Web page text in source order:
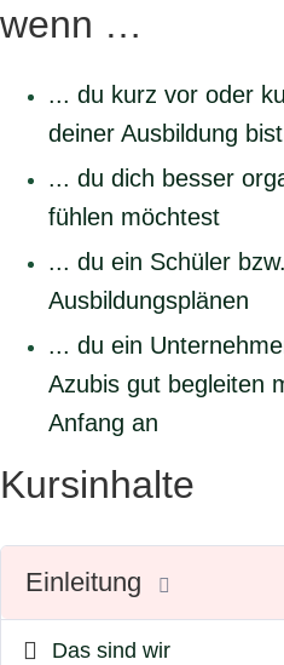
wenn …
... du kurz vor oder
deiner Ausbildung bist
... du dich besser
fühlen möchtest
... du ein Schüler
Ausbildungsplänen
... du ein
Azubis gut begleiten
Anfang an
Kursinhalte
Einleitung
Das sind wir